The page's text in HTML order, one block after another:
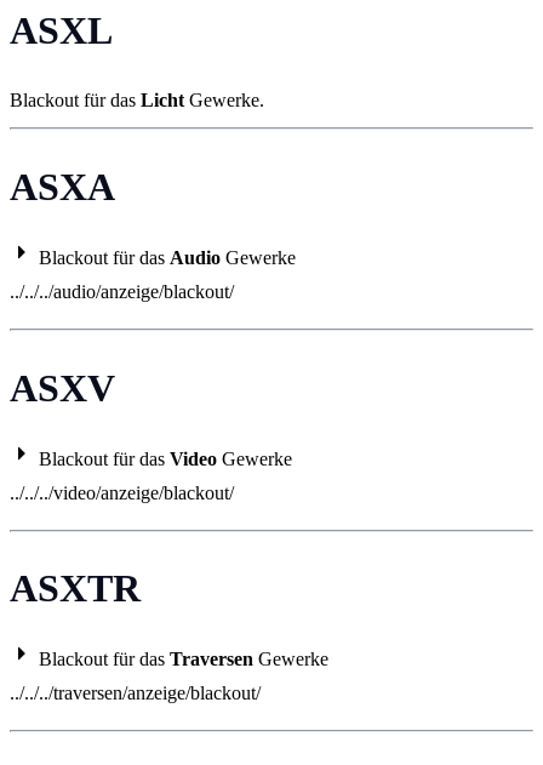
ASXL
Blackout für das LichtGewerke.
ASXA
Blackout für das Audio Gewerke
../../../audio/anzeige/blackout/
ASXV
Blackout für das Video Gewerke
../../../video/anzeige/blackout/
ASXTR
Blackout für das Traversen Gewerke
../../../traversen/anzeige/blackout/